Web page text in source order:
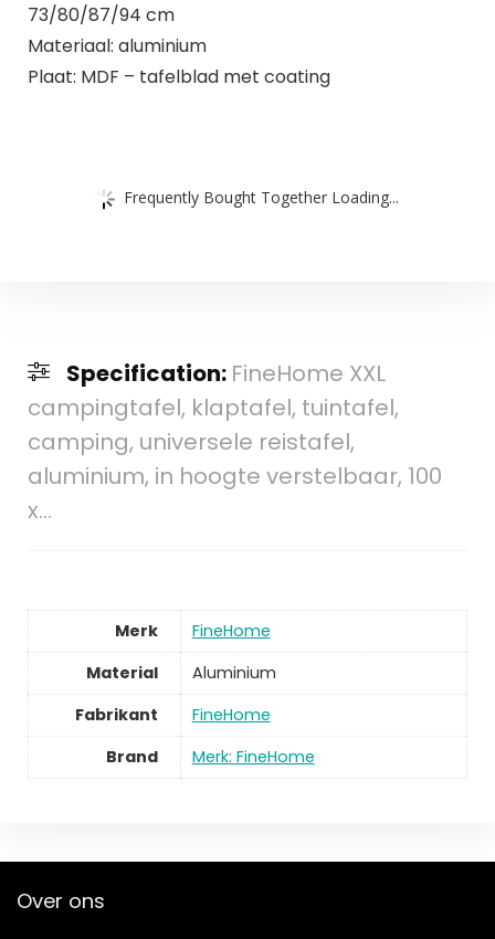
73/80/87/94 cm
Materiaal: aluminium
Plaat: MDF – tafelblad met coating
Frequently Bought Together Loading...
Specification: FineHome XXL
campingtafel, klaptafel, tuintafel,
camping, universele reistafel,
aluminium, in hoogte verstelbaar, 100
x…
Merk
FineHome
Material
Aluminium
Fabrikant
FineHome
Brand
Merk: FineHome
Over ons